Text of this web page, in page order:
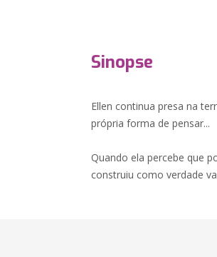
Sinopse
Ellen continua presa na
própria forma de pensar...
Quando ela percebe que
construiu como verdade